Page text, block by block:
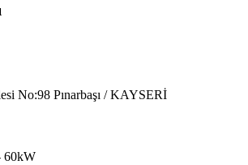
No:98 Pınarbaşı / KAYSERİ
60kW